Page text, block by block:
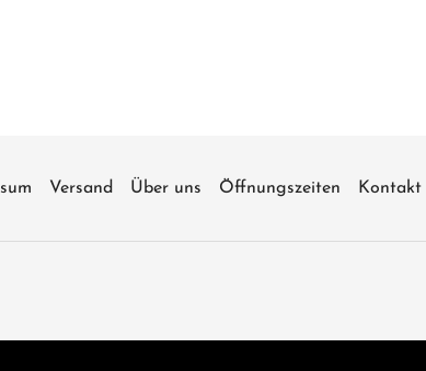
Versand Über uns Öffnungszeiten Kontakt